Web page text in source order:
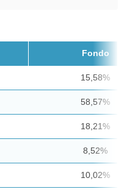
Fondo
15,58%
58,57%
18,21%
8,52%
10,02%